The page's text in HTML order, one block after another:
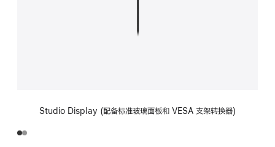
Studio Display (配备标准玻璃面板和 VESA 支架转换器)